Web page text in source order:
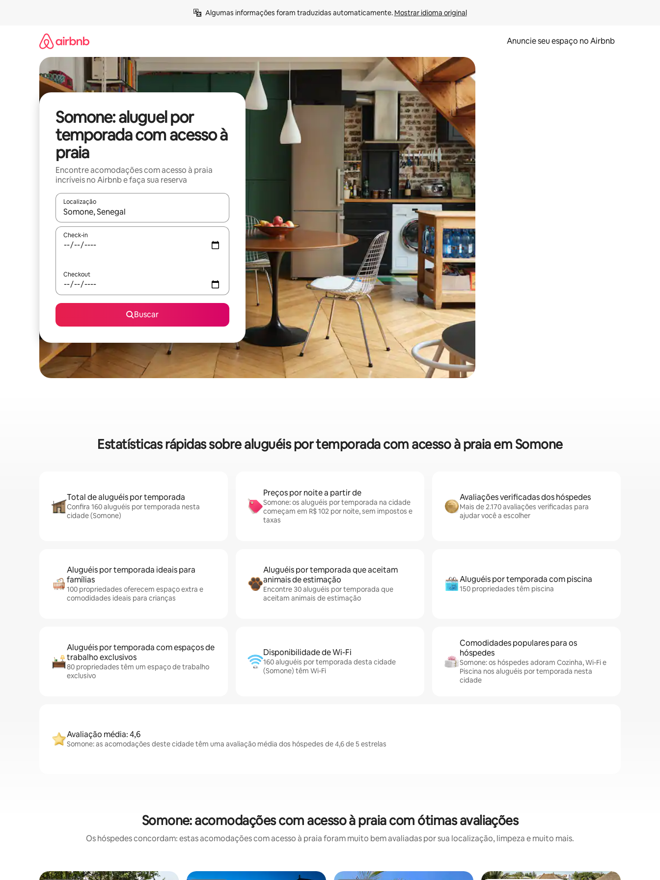
Algumas informações foram traduzidas automaticamente. Mostrar idioma original
Anuncie seu espaço no Airbnb
Somone: aluguel por
temporada com acesso à
praia
Encontre acomodações com acesso à praia
incríveis no Airbnb e faça sua reserva
Localização
Quando os resultados estiverem disponíveis, explore-os usando as seta para cima e para baixo do teclado ou tocando e deslizando o dedo na tela.
Check-in
Checkout
Buscar
Estatísticas rápidas sobre aluguéis por temporada com acesso à praia em Somone
Total de aluguéis por temporada
Confira 160 aluguéis por temporada nesta
cidade (Somone)
Preços por noite a partir de
Somone: os aluguéis por temporada na cidade
começam em R$ 102 por noite, sem impostos e
taxas
Avaliações verificadas dos hóspedes
Mais de 2.170 avaliações verificadas para
ajudar você a escolher
Aluguéis por temporada ideais para
famílias
100 propriedades oferecem espaço extra e
comodidades ideais para crianças
Aluguéis por temporada que aceitam
animais de estimação
Encontre 30 aluguéis por temporada que
aceitam animais de estimação
Aluguéis por temporada com piscina
150 propriedades têm piscina
Aluguéis por temporada com espaços de
trabalho exclusivos
80 propriedades têm um espaço de trabalho
exclusivo
Disponibilidade de Wi-Fi
160 aluguéis por temporada desta cidade
(Somone) têm Wi-Fi
Comodidades populares para os
hóspedes
Somone: os hóspedes adoram Cozinha, Wi-Fi e
Piscina nos aluguéis por temporada nesta
cidade
Avaliação média: 4,6
Somone: as acomodações deste cidade têm uma avaliação média dos hóspedes de 4,6 de 5 estrelas
Somone: acomodações com acesso à praia com ótimas avaliações
Os hóspedes concordam: estas acomodações com acesso à praia foram muito bem avaliadas por sua localização, limpeza e muito mais.